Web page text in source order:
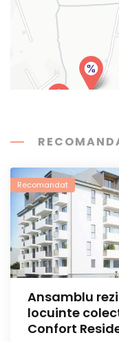
Recomandat
Ansamblu
locuinte
Confort